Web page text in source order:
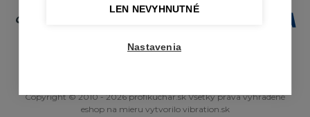
LEN NEVYHNUTNÉ
Nastavenia
Copyright © 2010 - 2026 profikuchar.sk Všetky práva vyhradené
eshop na mieru vytvorilo vibration.sk